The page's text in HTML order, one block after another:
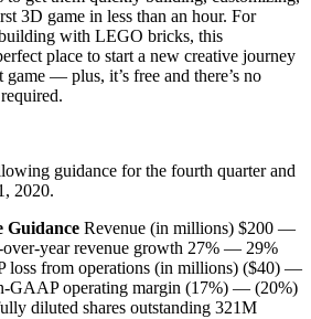
3D game in less than an hour. For
with LEGO bricks, this
place to start a new creative journey
— plus, it’s free and there’s no
guidance for the fourth quarter and
2020.
Guidance Revenue (in millions) $200 —
year revenue growth 27% — 29%
from operations (in millions) ($40) —
GAAP operating margin (17%) — (20%)
diluted shares outstanding 321M